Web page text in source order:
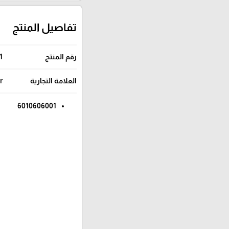
تفاصيل المنتج
رقم المنتج
العلامة التجارية
6010606001